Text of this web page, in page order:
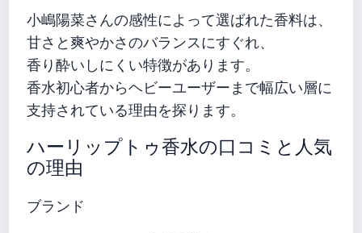
小嶋陽菜さんの感性によって選ばれた香料は、
甘さと爽やかさのバランスにすぐれ、
香り酔いしにくい特徴があります。
香水初心者からヘビーユーザーまで幅広い層に
支持されている理由を探ります。
ハーリップトゥ香水の口コミと人気
の理由
ブランド